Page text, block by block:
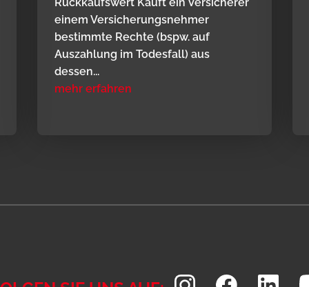
einem Versicherungsnehmer
bestimmte Rechte (bspw. auf
Auszahlung im Todesfall) aus
dessen...
mehr erfahren